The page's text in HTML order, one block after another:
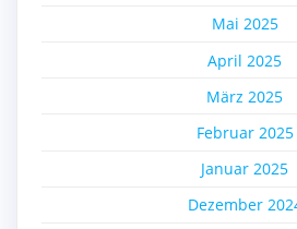
Mai 2025
April 2025
März 2025
Februar 2025
Januar 2025
Dezember